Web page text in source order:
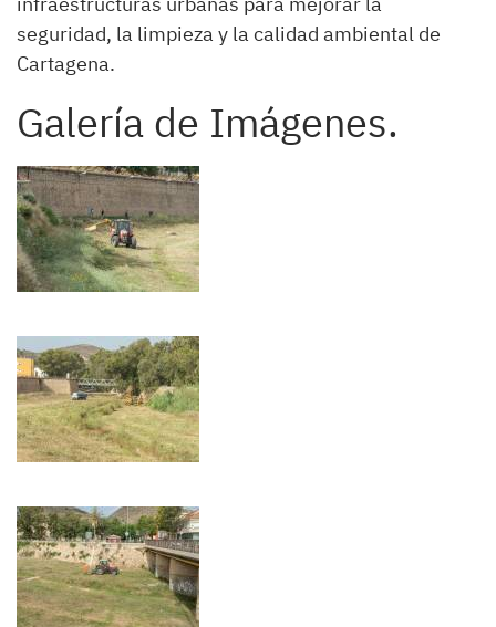
seguridad, la limpieza y la calidad ambiental de
Cartagena.
Galería de Imágenes.